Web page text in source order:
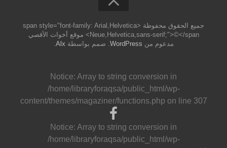
جميع الحقوق محفوظة <span style="font-family: Arial,Helvetica
Neue,Helvetica,sans-serif;">©</span> موقع أخوات الأقصي
مدعوم من WordPress. صمم بواسطة Alx
.
Notice: Array to string conversion in
/home/libraryforaqsa/public_html/wp-
content/themes/magaziner/functions.php on line 307
Notice: Array to string conversion in
/home/libraryforaqsa/public_html/wp-